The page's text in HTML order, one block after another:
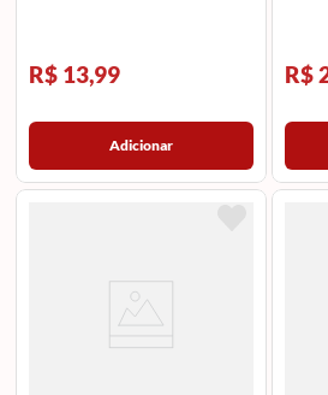
R$ 13,99
Adicionar
R$